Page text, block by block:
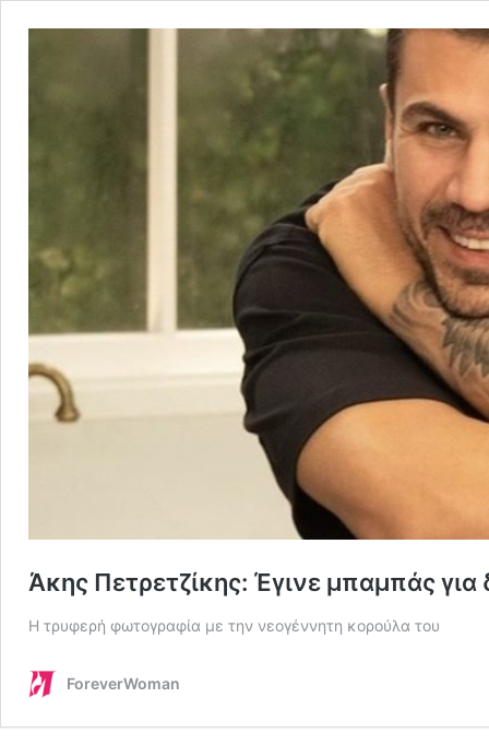
Άκης Πετρετζίκης: Έγινε μπαμπάς
Η τρυφερή φωτογραφία με την νεογέννητη κορούλα του
ForeverWoman